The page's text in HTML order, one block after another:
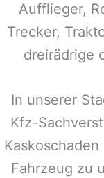
Aufflieger,
Trecker,
dreirädrige
In unserer
Kfz-
Fahrzeug zu